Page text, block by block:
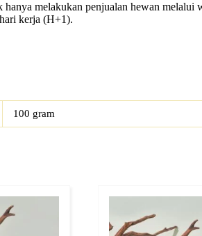
melakukan penjualan hewan melalui
kerja (H+1).
100 gram